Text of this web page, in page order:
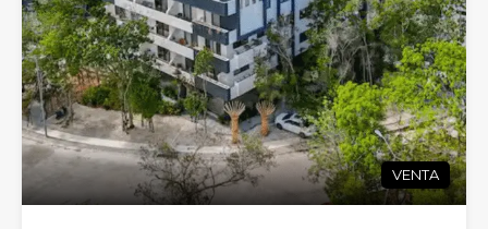
VENTA